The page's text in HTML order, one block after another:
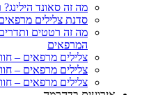
מה זה סאונד
סדנת צלילים
מה זה רטטים
המרפאים
צלילים מרפאים –
צלילים מרפאים –
צלילים מרפאים –